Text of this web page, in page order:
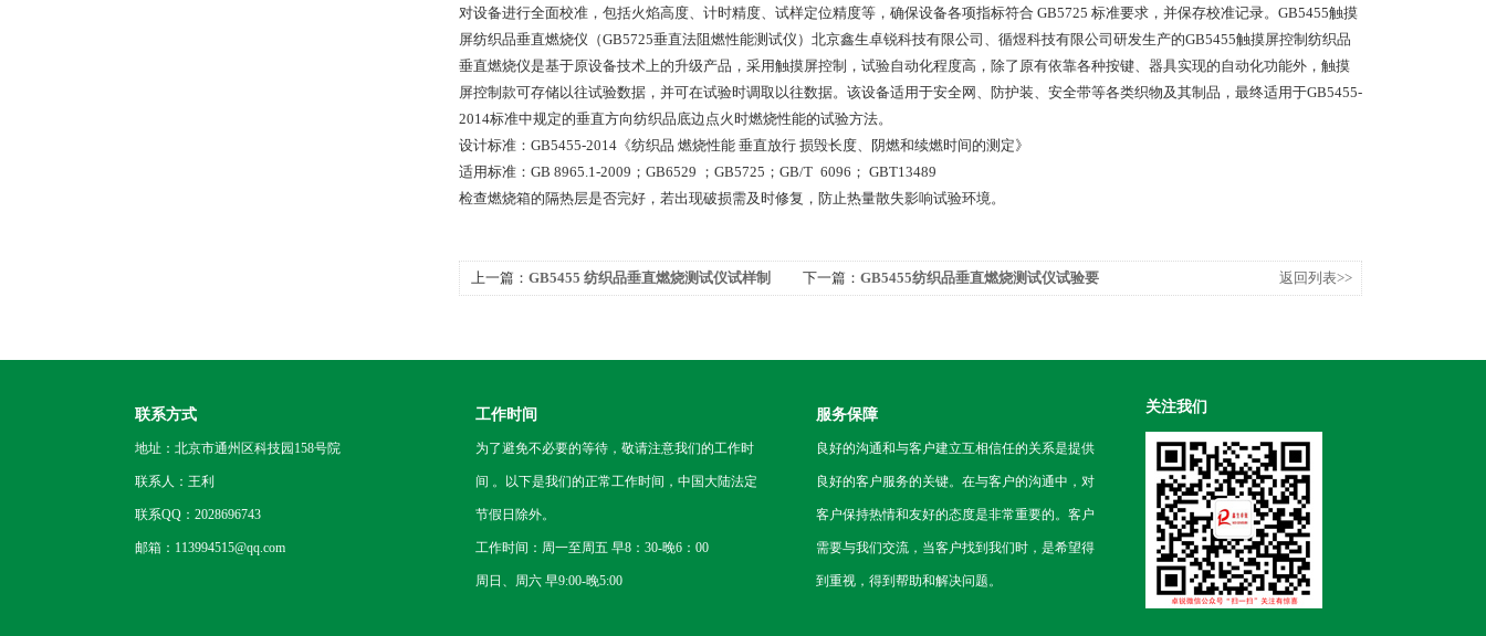
对设备进行全面校准，包括火焰高度、计时精度、试样定位精度等，确保设备各项指标符合 GB5725 标准要求，并保存校准记录。GB5455触摸
屏纺织品垂直燃烧仪（GB5725垂直法阻燃性能测试仪）北京鑫生卓锐科技有限公司、循煜科技有限公司研发生产的GB5455触摸屏控制纺织品
垂直燃烧仪是基于原设备技术上的升级产品，采用触摸屏控制，试验自动化程度高，除了原有依靠各种按键、器具实现的自动化功能外，触摸
屏控制款可存储以往试验数据，并可在试验时调取以往数据。该设备适用于安全网、防护装、安全带等各类织物及其制品，最终适用于GB5455-
2014标准中规定的垂直方向纺织品底边点火时燃烧性能的试验方法。
设计标准：GB5455-2014《纺织品 燃烧性能 垂直放行 损毁长度、阴燃和续燃时间的测定》
适用标准：GB 8965.1-2009；GB6529 ；GB5725；GB/T 6096； GBT13489
检查燃烧箱的隔热层是否完好，若出现破损需及时修复，防止热量散失影响试验环境。
上一篇： GB5455 纺织品垂直燃烧测试仪试样制
下一篇： GB5455纺织品垂直燃烧测试仪试验要
返回列表>>
联系方式
地址：北京市通州区科技园158号院
联系人：王利
联系QQ：2028696743
邮箱：113994515@qq.com
工作时间
为了避免不必要的等待，敬请注意我们的工作时
间 。以下是我们的正常工作时间，中国大陆法定
节假日除外。
工作时间：周一至周五 早8：30-晚6：00
周日、周六 早9:00-晚5:00
服务保障
良好的沟通和与客户建立互相信任的关系是提供
良好的客户服务的关键。在与客户的沟通中，对
客户保持热情和友好的态度是非常重要的。客户
需要与我们交流，当客户找到我们时，是希望得
到重视，得到帮助和解决问题。
关注我们